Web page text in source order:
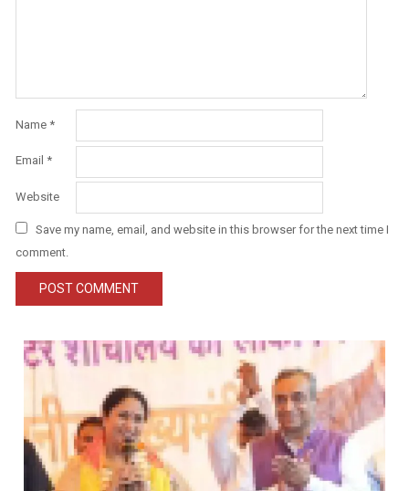
Name *
Email *
Website
Save my name, email, and website in this browser for the next time I
comment.